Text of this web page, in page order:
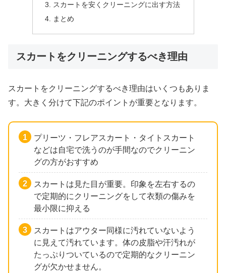
スカートを安くクリーニングに出す方法
まとめ
スカートをクリーニングするべき理由
スカートをクリーニングするべき理由はいくつもありま
す。大きく分けて下記のポイントが重要となります。
プリーツ・フレアスカート・タイトスカート
などは自宅で洗うのが手間なのでクリーニン
グの方がおすすめ
スカートは見た目が重要。印象を左右するの
で定期的にクリーニングをして衣類の傷みを
最小限に抑える
スカートはアウター同様に汚れていないよう
に見えて汚れています。体の皮脂や汗汚れが
たっぷりついているので定期的なクリーニン
グが欠かせません。